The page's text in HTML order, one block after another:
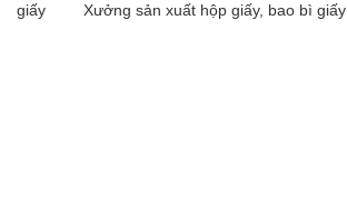
giấy
Xưởng sản xuất hộp giấy, bao bì giấy